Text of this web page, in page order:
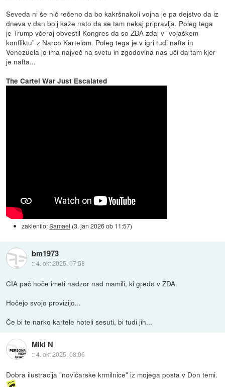
Seveda ni še nič rečeno da bo kakršnakoli vojna je pa dejstvo da iz
dneva v dan bolj kaže nato da se tam nekaj pripravlja. Poleg tega
je Trump včeraj obvestil Kongres da so ZDA zdaj v "vojaškem
konfliktu" z Narco Kartelom. Poleg tega je v igri tudi nafta in
Venezuela jo ima največ na svetu in zgodovina nas uči da tam kjer
je nafta...
The Cartel War Just Escalated
zaklenilo:Samael (3. jan 2026 ob 11:57)
bm1973
::4. okt 2025, 07:58
CIA pač hoče imeti nadzor nad mamili, ki gredo v ZDA.
Hočejo svojo provizijo...
Če bi te narko kartele hoteli sesuti, bi tudi jih...
Miki N
::4. okt 2025, 08:06
Dobra ilustracija "novičarske krmilnice" iz mojega posta v Don temi.